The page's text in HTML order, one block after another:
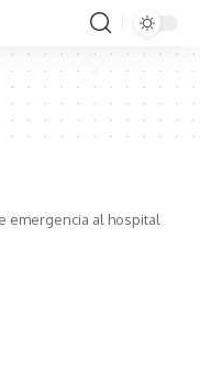
emergencia al hospital